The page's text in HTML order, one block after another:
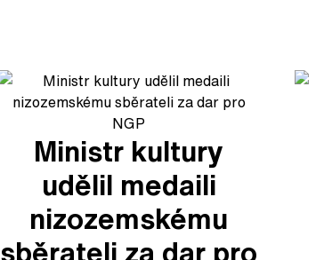
Ministr kultury
udělil medaili
nizozemskému